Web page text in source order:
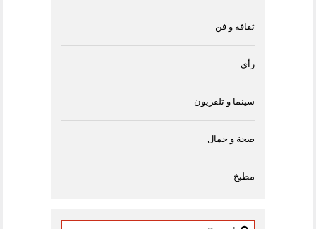
ثقافة و فن
رأى
سينما و تلفزيون
صحة و جمال
مطبخ